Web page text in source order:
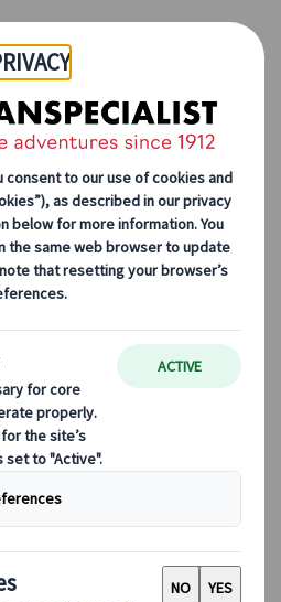
cada temporada
tren